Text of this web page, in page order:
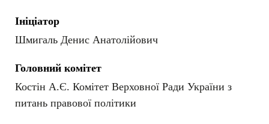
Ініціатор
Шмигаль Денис Анатолійович
Головний комітет
Костін А.Є. Комітет Верховної Ради України з
питань правової політики